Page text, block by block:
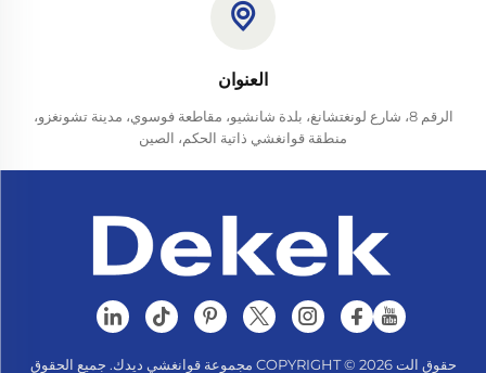
العنوان
الرقم 8، شارع لونغتشانغ، بلدة شانشيو، مقاطعة فوسوي، مدينة تشونغزو،
منطقة قوانغشي ذاتية الحكم، الصين
حقوق الت COPYRIGHT © 2026 مجموعة قوانغشي ديدك. جميع الحقوق